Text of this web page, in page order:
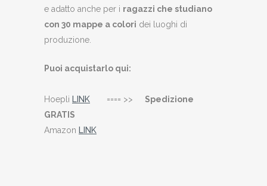
e adatto anche per i ragazzi che studiano
con 30 mappe a colori dei luoghi di
produzione.
Puoi acquistarlo qui:
Hoepli LINK ==== >> Spedizione
GRATIS
Amazon LINK